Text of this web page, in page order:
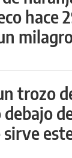
hace
trozo
sirve